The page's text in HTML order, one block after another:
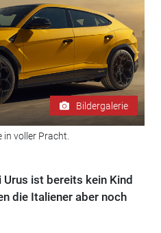
Bildergalerie
voller Pracht.
ist bereits kein Kind
die Italiener aber noch